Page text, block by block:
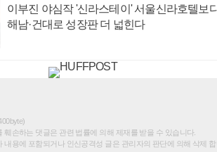
이부진 야심작 '신라스테이' 서울신라호텔보
해남·건대로 성장판 더 넓힌다
손하는 댓글은 관련 법률에 의해 제재를 받을 수 있습니다.
용에 포함되거나 인신공격성 글은 관리자의 판단에 의해 삭제 합